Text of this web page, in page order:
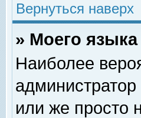
Вернуться наверх
» Моего языка
Наиболее
или же просто